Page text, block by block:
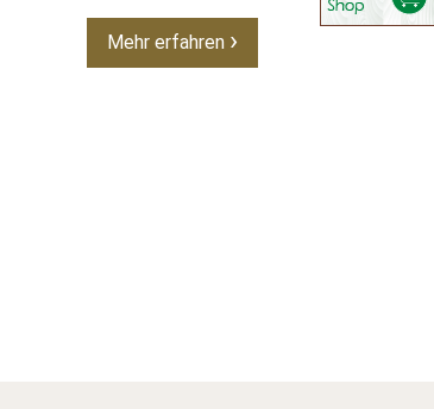
Mehr erfahren